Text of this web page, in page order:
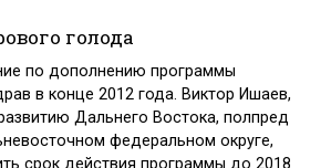
голода
по дополнению программы
в конце 2012 года. Виктор Ишаев,
Дальнего Востока, полпред
федеральном округе,
срок действия программы до 2018